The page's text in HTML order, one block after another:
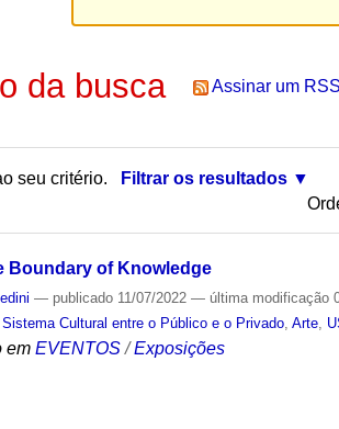
da busca Assinar um
seu critério.
Filtrar os resultados
Boundary of Knowledge
— publicado 11/07/2022— última modificação
Sistema Cultural entre o Público e o Privado ,Arte
em EVENTOS /Exposições